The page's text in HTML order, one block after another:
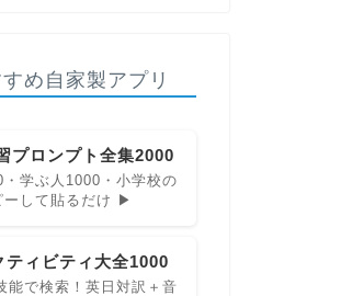
め自家製アプリ
プロンプト全集2000
学ぶ人1000・小学校の
ーして貼るだけ ▶
ティビティ大全1000
能で検索！英日対訳＋音